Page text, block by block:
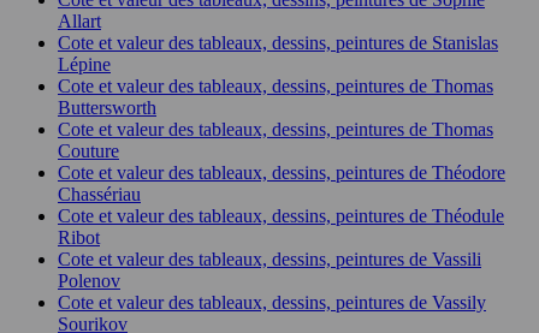
Allart
Cote et valeur des tableaux, dessins, peintures de Stanislas
Lépine
Cote et valeur des tableaux, dessins, peintures de Thomas
Buttersworth
Cote et valeur des tableaux, dessins, peintures de Thomas
Couture
Cote et valeur des tableaux, dessins, peintures de Théodore
Chassériau
Cote et valeur des tableaux, dessins, peintures de Théodule
Ribot
Cote et valeur des tableaux, dessins, peintures de Vassili
Polenov
Cote et valeur des tableaux, dessins, peintures de Vassily
Sourikov